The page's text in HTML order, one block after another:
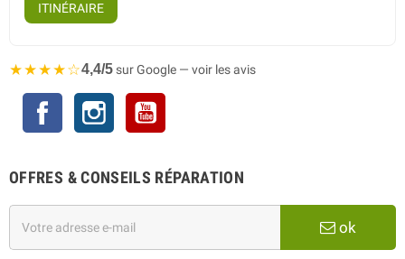
ITINÉRAIRE
★★★★☆4,4/5sur Google — voir les avis
Facebook Instagram
OFFRES & CONSEILS RÉPARATION
ok